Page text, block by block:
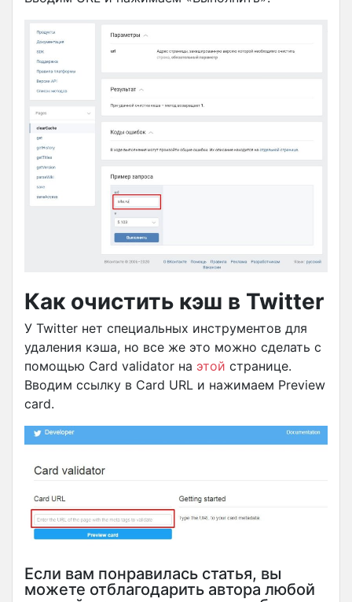
Как очистить кэш в Twitter
У Twitter нет специальных инструментов для
удаления кэша, но все же это можно сделать с
помощью Card validator на этой странице.
Вводим ссылку в Card URL и нажимаем Preview
card.
Если вам понравилась статья, вы
можете отблагодарить автора любой